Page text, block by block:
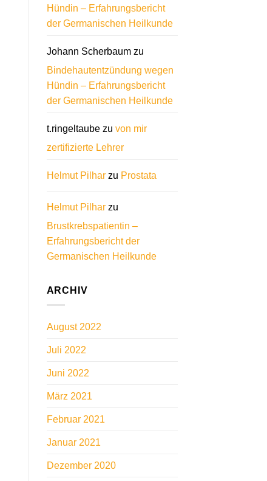
Hündin – Erfahrungsbericht
der Germanischen Heilkunde
Johann Scherbaumzu
Bindehautentzündung wegen
Hündin – Erfahrungsbericht
der Germanischen Heilkunde
t.ringeltaubezu von mir
zertifizierte Lehrer
Helmut Pilharzu Prostata
Helmut Pilharzu
Brustkrebspatientin –
Erfahrungsbericht der
Germanischen Heilkunde
ARCHIV
August 2022
Juli 2022
Juni 2022
März 2021
Februar 2021
Januar 2021
Dezember 2020